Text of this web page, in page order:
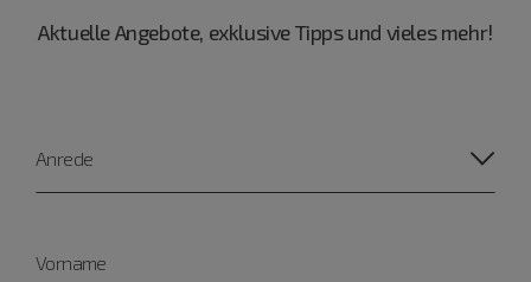
Aktuelle Angebote, exklusive Tipps und vieles mehr!
Anrede
Vorname